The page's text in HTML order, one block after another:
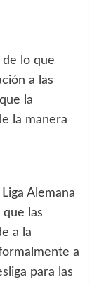
de lo que
a las
la
la manera
Alemana
las
a la
a
para las